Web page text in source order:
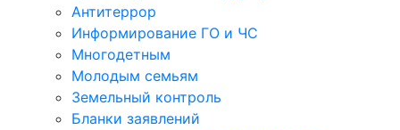
Антитеррор
Информирование ГО и ЧС
Многодетным
Молодым семьям
Земельный контроль
Бланки заявлений